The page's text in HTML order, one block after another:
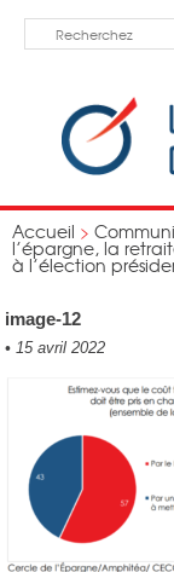
Accueil >
l’épargne, la
à l’élection
image-12
• 15 avril 2022